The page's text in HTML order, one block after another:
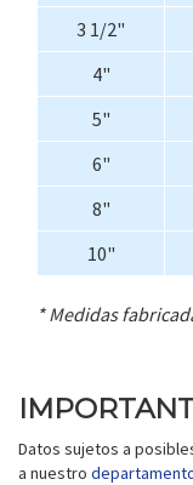
3 1/2"
4"
5"
6"
8"
10"
* Medidas
Datos sujetos a
a nuestro